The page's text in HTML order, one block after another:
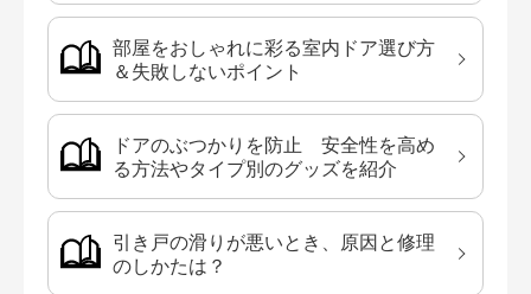
部屋をおしゃれに彩る室内ドア選び方
＆失敗しないポイント
ドアのぶつかりを防止 安全性を高め
る方法やタイプ別のグッズを紹介
引き戸の滑りが悪いとき、原因と修理
のしかたは？